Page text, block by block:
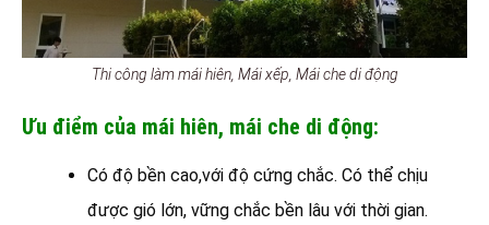
Thi công làm mái hiên, Mái xếp, Mái che di động
Ưu điểm của mái hiên, mái che di động:
Có độ bền cao,với độ cứng chắc. Có thể chịu
được gió lớn, vững chắc bền lâu với thời gian.